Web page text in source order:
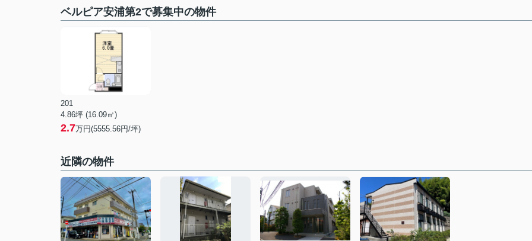
ベルピア安浦第2で募集中の物件
201
4.86坪 (16.09㎡)
2.7万円(5555.56円/坪)
近隣の物件